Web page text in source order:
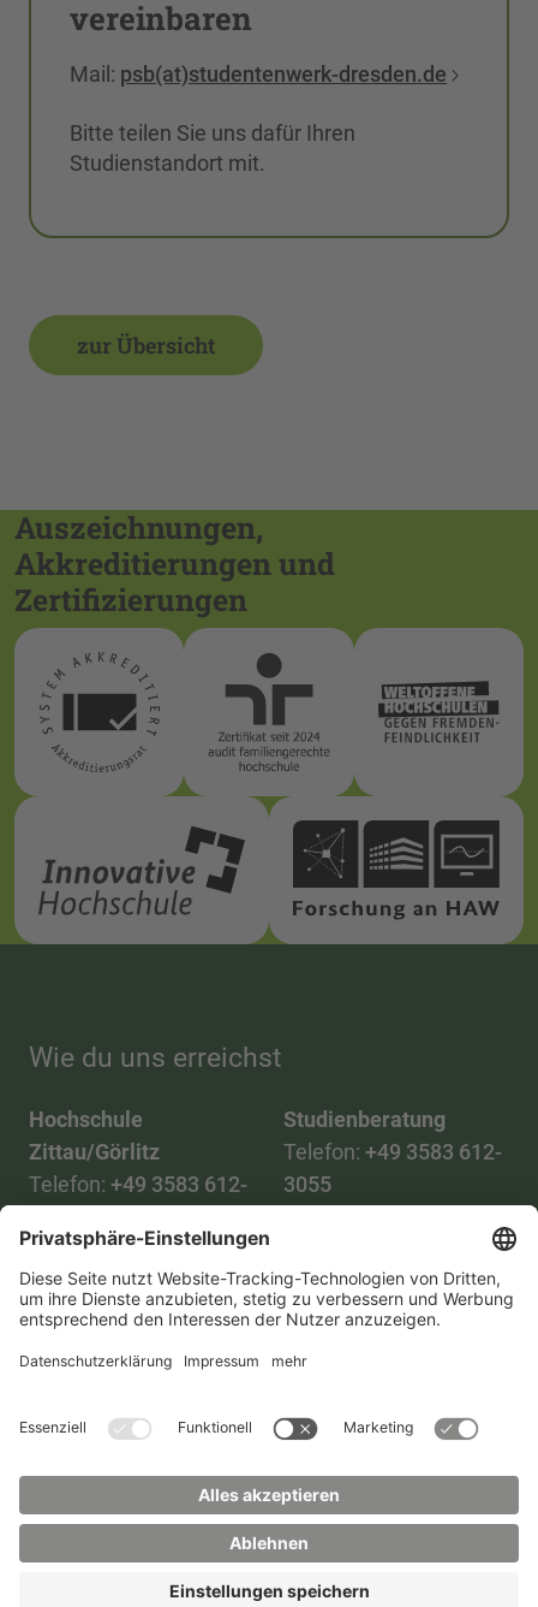
vereinbaren
Mail: psb(at)studentenwerk-dresden.de
Bitte teilen Sie uns dafür Ihren
Studienstandort mit.
zur Übersicht
Auszeichnungen,
Akkreditierungen und
Zertifizierungen
Wie du uns erreichst
Hochschule
Zittau/Görlitz
Telefon: +49 3583 612-
Mail:info(at)hszg.de
Studienberatung
Telefon: +49 3583 612-
3055
Mail:
stud.info(at)hszg.de
TransparenzgesetzKontakt Lageplan